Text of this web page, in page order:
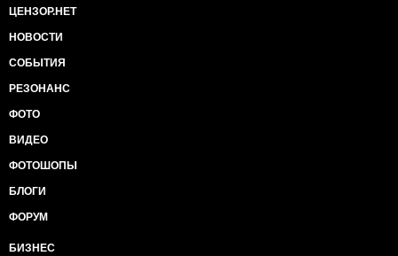
ЦЕНЗОР.НЕТ
НОВОСТИ
СОБЫТИЯ
РЕЗОНАНС
ФОТО
ВИДЕО
ФОТОШОПЫ
БЛОГИ
ФОРУМ
БИЗНЕС